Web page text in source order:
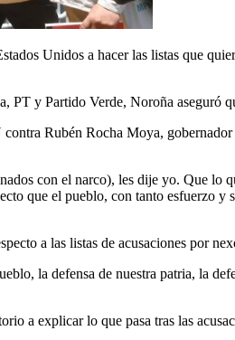
Unidos a hacer las listas que
y Partido Verde, Noroña aseguró
Rubén Rocha Moya,
con el narco), les dije yo. Que
que el pueblo, con tanto esfuerzo
a las listas de acusaciones por
la defensa de nuestra patria, la
a explicar lo que pasa tras las